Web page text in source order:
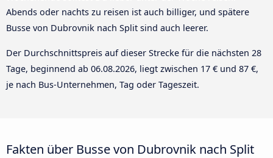
Abends oder nachts zu reisen ist auch billiger, und spätere
Busse von Dubrovnik nach Split sind auch leerer.
Der Durchschnittspreis auf dieser Strecke für die nächsten 28
Tage, beginnend ab 06.08.2026, liegt zwischen 17 € und 87 €,
je nach Bus-Unternehmen, Tag oder Tageszeit.
Fakten über Busse von Dubrovnik nach Split